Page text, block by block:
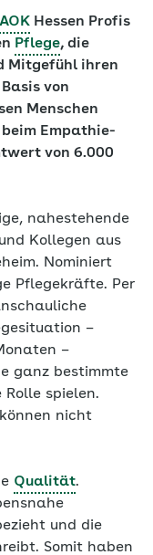
AOK Hessen Profis
Pflege, die
Mitgefühl ihren
von
Menschen
Empathie-
von 6.000
nahestehende
Kollegen aus
Nominiert
Pflegekräfte. Per
–
–
ganz bestimmte
spielen.
nicht
Qualität.
und die
Somit haben